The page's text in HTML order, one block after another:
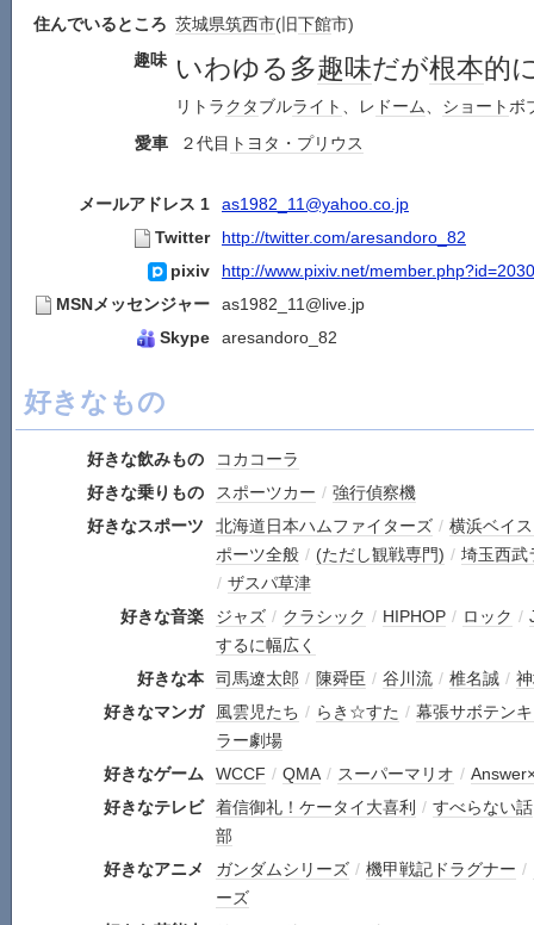
住んでいるところ 茨城県筑西市(旧下館市)
趣味 いわゆる多趣味だが根本的
リトラクタブルライト 、レ ドーム、 ショートボ
愛車
２代目 トヨタ・プリウス
メールアドレス 1
as1982_11@yahoo.co.jp
Twitter
http://twitter.com/aresandoro_82
pixiv
http://www.pixiv.net/
MSNメッセンジャー
as1982_11@live.jp
Skype
aresandoro_82
好きなもの
好きな飲みもの
コカコーラ
好きな乗りもの
スポーツカー / 強行偵察機
好きなスポーツ
北海道日本ハムファイターズ / 横浜ベイ
ポーツ全般 / (ただし観戦専門) / 埼玉西武
/ ザスパ草津
好きな音楽
ジャズ / クラシック / HIPHOP / ロック /
するに幅広く
好きな本
司馬遼太郎 / 陳舜臣 / 谷川流 / 椎名誠 /
好きなマンガ
風雲児たち / らき☆すた / 幕張サボテン
ラー劇場
好きなゲーム
WCCF / QMA / スーパーマリオ /
好きなテレビ
着信御礼！ケータイ大喜利 / すべらない話
部
好きなアニメ
ガンダムシリーズ / 機甲戦記ドラグナー /
ーズ